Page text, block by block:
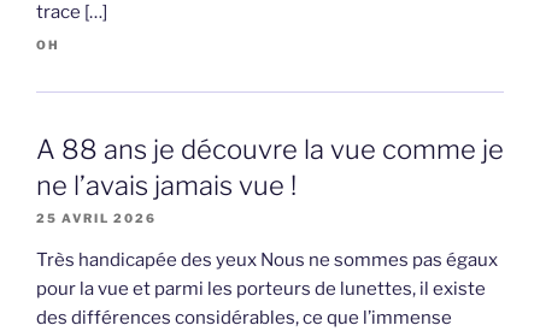
trace […]
OH
A 88 ans je découvre la vue comme je
ne l’avais jamais vue !
25 AVRIL 2026
Très handicapée des yeux Nous ne sommes pas égaux
pour la vue et parmi les porteurs de lunettes, il existe
des différences considérables, ce que l’immense